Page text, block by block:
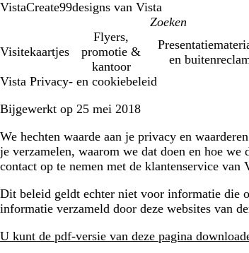
VistaCreate99designs van Vista
Visitekaartjes
Flyers,
promotie &
kantoor
en
Vista Privacy- en cookiebeleid
Bijgewerkt op 25 mei 2018
We hechten waarde aan je privacy en
je verzamelen, waarom we dat doen en hoe
contact op te nemen met de klantenservice van
Dit beleid geldt echter niet voor informatie die
informatie verzameld door deze websites van
U kunt de pdf-versie van deze pagina